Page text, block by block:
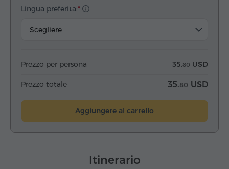
Lingua preferita:
Scegliere
Prezzo per persona 35.80 USD
Prezzo totale 35.80 USD
Aggiungere al carrello
Itinerario